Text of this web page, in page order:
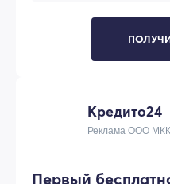
Кредито24
Реклама ООО
Первый